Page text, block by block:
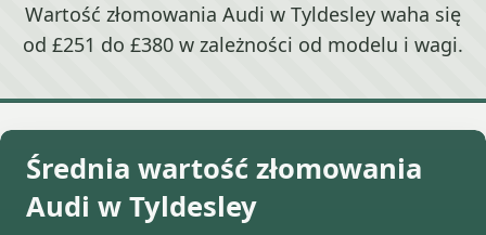
Wartość złomowania Audi w Tyldesley waha się
od £251 do £380 w zależności od modelu i wagi.
Średnia wartość złomowania
Audi w Tyldesley